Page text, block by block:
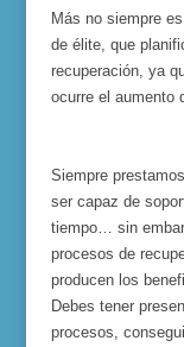
Más no siempre
de élite, que
recuperación, ya
ocurre el aumento
Siempre
ser capaz de
tiempo… sin
procesos de
producen los
Debes tener
procesos,